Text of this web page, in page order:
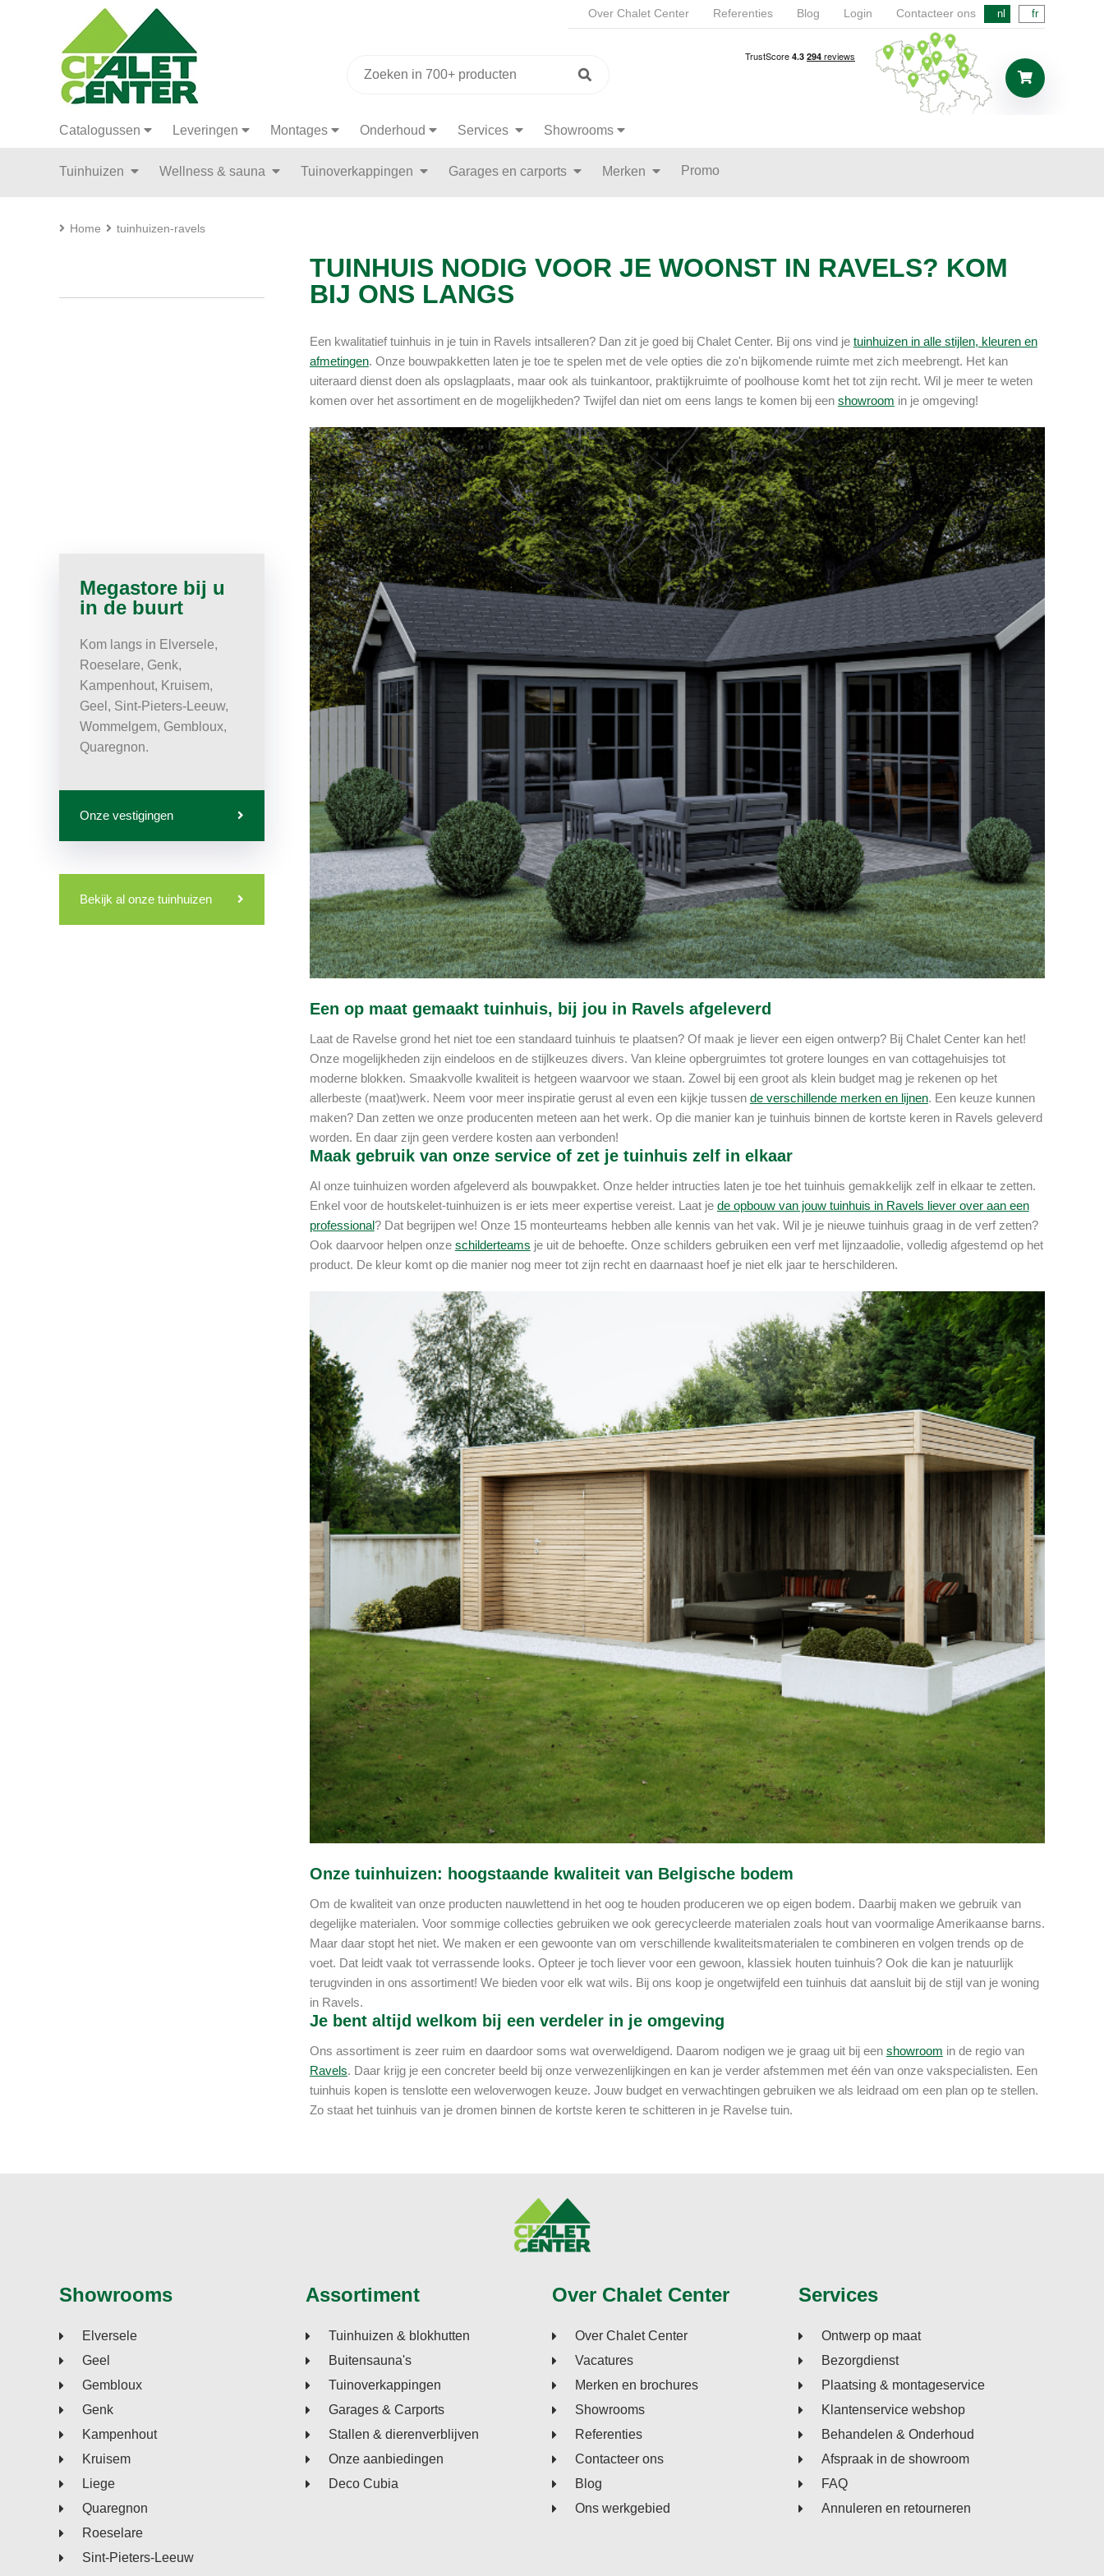
Over Chalet Center Referenties Blog Login Contacteer ons nl fr
Catalogussen Leveringen Montages Onderhoud Services Showrooms
Tuinhuizen Wellness & sauna Tuinoverkappingen Garages en carports Merken Promo
Home tuinhuizen-ravels
Megastore bij u
in de buurt
Kom langs in Elversele,
Roeselare, Genk,
Kampenhout, Kruisem,
Geel, Sint-Pieters-Leeuw,
Wommelgem, Gembloux,
Quaregnon.
Onze vestigingen
Bekijk al onze tuinhuizen
TUINHUIS NODIG VOOR JE WOONST IN RAVELS? KOM
BIJ ONS LANGS
Een kwalitatief tuinhuis in je tuin in Ravels intsalleren? Dan zit je goed bij Chalet Center. Bij ons vind je tuinhuizen in alle stijlen, kleuren en
afmetingen. Onze bouwpakketten laten je toe te spelen met de vele opties die zo'n bijkomende ruimte met zich meebrengt. Het kan
uiteraard dienst doen als opslagplaats, maar ook als tuinkantoor, praktijkruimte of poolhouse komt het tot zijn recht. Wil je meer te weten
komen over het assortiment en de mogelijkheden? Twijfel dan niet om eens langs te komen bij een showroom in je omgeving!
Een op maat gemaakt tuinhuis, bij jou in Ravels afgeleverd
Laat de Ravelse grond het niet toe een standaard tuinhuis te plaatsen? Of maak je liever een eigen ontwerp? Bij Chalet Center kan het!
Onze mogelijkheden zijn eindeloos en de stijlkeuzes divers. Van kleine opbergruimtes tot grotere lounges en van cottagehuisjes tot
moderne blokken. Smaakvolle kwaliteit is hetgeen waarvoor we staan. Zowel bij een groot als klein budget mag je rekenen op het
allerbeste (maat)werk. Neem voor meer inspiratie gerust al even een kijkje tussen de verschillende merken en lijnen. Een keuze kunnen
maken? Dan zetten we onze producenten meteen aan het werk. Op die manier kan je tuinhuis binnen de kortste keren in Ravels geleverd
worden. En daar zijn geen verdere kosten aan verbonden!
Maak gebruik van onze service of zet je tuinhuis zelf in elkaar
Al onze tuinhuizen worden afgeleverd als bouwpakket. Onze helder intructies laten je toe het tuinhuis gemakkelijk zelf in elkaar te zetten.
Enkel voor de houtskelet-tuinhuizen is er iets meer expertise vereist. Laat je de opbouw van jouw tuinhuis in Ravels liever over aan een
professional? Dat begrijpen we! Onze 15 monteurteams hebben alle kennis van het vak. Wil je je nieuwe tuinhuis graag in de verf zetten?
Ook daarvoor helpen onze schilderteams je uit de behoefte. Onze schilders gebruiken een verf met lijnzaadolie, volledig afgestemd op het
product. De kleur komt op die manier nog meer tot zijn recht en daarnaast hoef je niet elk jaar te herschilderen.
Onze tuinhuizen: hoogstaande kwaliteit van Belgische bodem
Om de kwaliteit van onze producten nauwlettend in het oog te houden produceren we op eigen bodem. Daarbij maken we gebruik van
degelijke materialen. Voor sommige collecties gebruiken we ook gerecycleerde materialen zoals hout van voormalige Amerikaanse barns.
Maar daar stopt het niet. We maken er een gewoonte van om verschillende kwaliteitsmaterialen te combineren en volgen trends op de
voet. Dat leidt vaak tot verrassende looks. Opteer je toch liever voor een gewoon, klassiek houten tuinhuis? Ook die kan je natuurlijk
terugvinden in ons assortiment! We bieden voor elk wat wils. Bij ons koop je ongetwijfeld een tuinhuis dat aansluit bij de stijl van je woning
in Ravels.
Je bent altijd welkom bij een verdeler in je omgeving
Ons assortiment is zeer ruim en daardoor soms wat overweldigend. Daarom nodigen we je graag uit bij een showroom in de regio van
Ravels. Daar krijg je een concreter beeld bij onze verwezenlijkingen en kan je verder afstemmen met één van onze vakspecialisten. Een
tuinhuis kopen is tenslotte een weloverwogen keuze. Jouw budget en verwachtingen gebruiken we als leidraad om een plan op te stellen.
Zo staat het tuinhuis van je dromen binnen de kortste keren te schitteren in je Ravelse tuin.
Showrooms
Elversele
Geel
Gembloux
Genk
Kampenhout
Kruisem
Liege
Quaregnon
Roeselare
Sint-Pieters-Leeuw
Assortiment
Tuinhuizen & blokhutten
Buitensauna's
Tuinoverkappingen
Garages & Carports
Stallen & dierenverblijven
Onze aanbiedingen
Deco Cubia
Over Chalet Center
Over Chalet Center
Vacatures
Merken en brochures
Showrooms
Referenties
Contacteer ons
Blog
Ons werkgebied
Services
Ontwerp op maat
Bezorgdienst
Plaatsing & montageservice
Klantenservice webshop
Behandelen & Onderhoud
Afspraak in de showroom
FAQ
Annuleren en retourneren